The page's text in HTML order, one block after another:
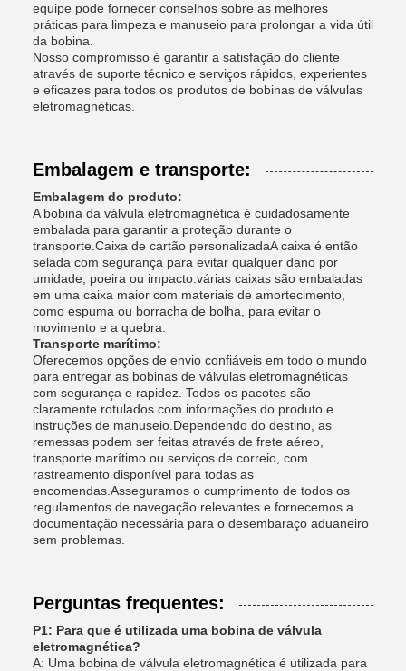
equipe pode fornecer conselhos sobre as melhores
práticas para limpeza e manuseio para prolongar a vida útil
da bobina.
Nosso compromisso é garantir a satisfação do cliente
através de suporte técnico e serviços rápidos, experientes
e eficazes para todos os produtos de bobinas de válvulas
eletromagnéticas.
Embalagem e transporte:
Embalagem do produto:
A bobina da válvula eletromagnética é cuidadosamente
embalada para garantir a proteção durante o
transporte.Caixa de cartão personalizadaA caixa é então
selada com segurança para evitar qualquer dano por
umidade, poeira ou impacto.várias caixas são embaladas
em uma caixa maior com materiais de amortecimento,
como espuma ou borracha de bolha, para evitar o
movimento e a quebra.
Transporte marítimo:
Oferecemos opções de envio confiáveis em todo o mundo
para entregar as bobinas de válvulas eletromagnéticas
com segurança e rapidez. Todos os pacotes são
claramente rotulados com informações do produto e
instruções de manuseio.Dependendo do destino, as
remessas podem ser feitas através de frete aéreo,
transporte marítimo ou serviços de correio, com
rastreamento disponível para todas as
encomendas.Asseguramos o cumprimento de todos os
regulamentos de navegação relevantes e fornecemos a
documentação necessária para o desembaraço aduaneiro
sem problemas.
Perguntas frequentes:
P1: Para que é utilizada uma bobina de válvula
eletromagnética?
A: Uma bobina de válvula eletromagnética é utilizada para